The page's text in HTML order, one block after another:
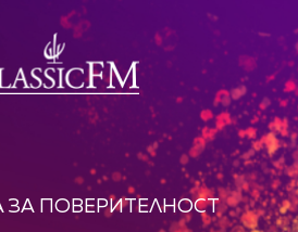
ЗА ПОВЕРИТЕЛНОСТ